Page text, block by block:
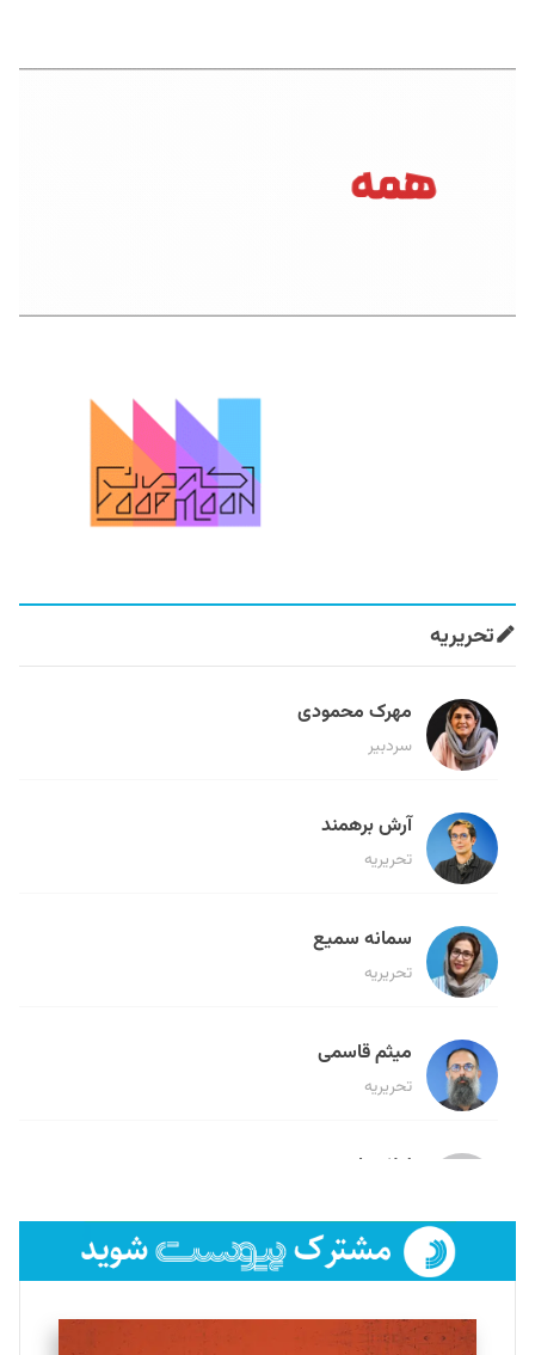
تحریریه
مهرک محمودی
سردبیر
آرش برهمند
تحریریه
سمانه سمیع
تحریریه
میثم قاسمی
تحریریه
لیلا حنارود
فائزه فتحی رستمی
تحریریه